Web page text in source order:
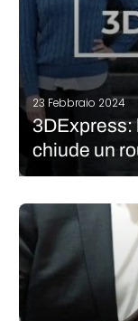
23 Febbraio 2024
3DExpress:
chiude un
“3DExpress”!
hanno segnato il
acquisizioni,
propone di fornire
CONTINUA A